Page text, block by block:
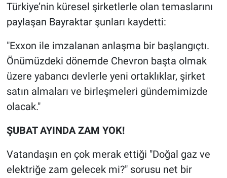
Türkiye’nin küresel şirketlerle olan temaslarını
paylaşan Bayraktar şunları kaydetti:
"Exxon ile imzalanan anlaşma bir başlangıçtı.
Önümüzdeki dönemde Chevron başta olmak
üzere yabancı devlerle yeni ortaklıklar, şirket
satın almaları ve birleşmeleri gündemimizde
olacak."
ŞUBAT AYINDA ZAM YOK!
Vatandaşın en çok merak ettiği "Doğal gaz ve
elektriğe zam gelecek mi?" sorusu net bir